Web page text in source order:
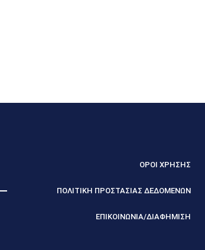
ΟΡΟΙ ΧΡΗΣΗΣ
ΠΟΛΙΤΙΚΗ ΠΡΟΣΤΑΣΙΑΣ ΔΕΔΟΜΕΝΩΝ
ΕΠΙΚΟΙΝΩΝΙΑ/ΔΙΑΦΗΜΙΣΗ